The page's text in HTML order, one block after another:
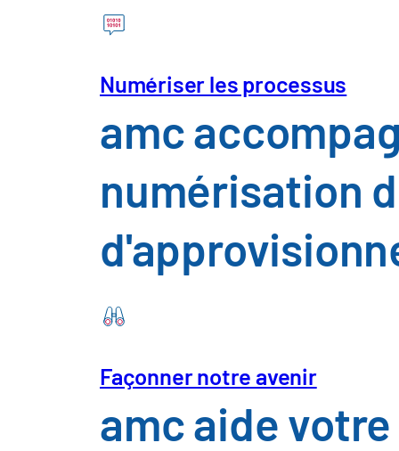
Numériser les processus
amc
numérisation
Façonner notre avenir
amc aide
ServicesSecteursListe